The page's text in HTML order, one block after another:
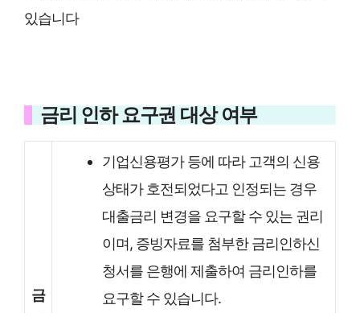
있습니다
금리 인하 요구권 대상 여부
금
기업신용평가 등에 따라 고객의 신용
상태가 호전되었다고 인정되는 경우
대출금리 변경을 요구할 수 있는 권리
이며, 증빙자료를 첨부한 금리인하신
청서를 은행에 제출하여 금리인하를
요구할 수 있습니다.